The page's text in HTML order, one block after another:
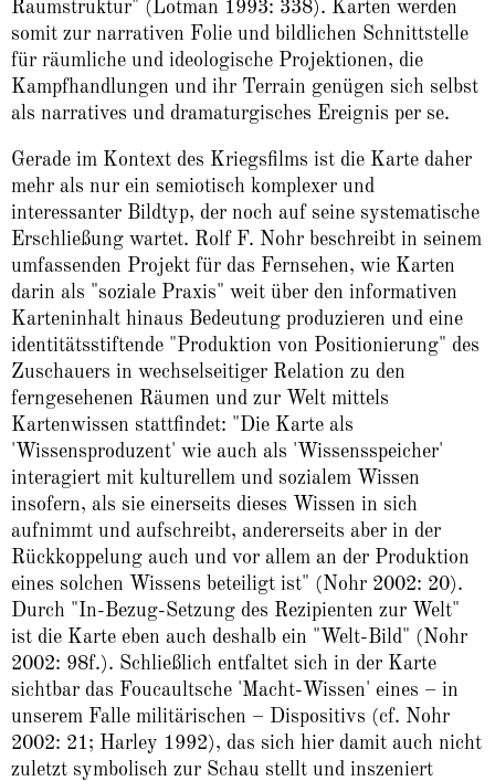
Raumstruktur" (Lotman 1993: 338). Karten werden
somit zur narrativen Folie und bildlichen Schnittstelle
für räumliche und ideologische Projektionen, die
Kampfhandlungen und ihr Terrain genügen sich selbst
als narratives und dramaturgisches Ereignis per se.
Gerade im Kontext des Kriegsfilms ist die Karte daher
mehr als nur ein semiotisch komplexer und
interessanter Bildtyp, der noch auf seine systematische
Erschließung wartet. Rolf F. Nohr beschreibt in seinem
umfassenden Projekt für das Fernsehen, wie Karten
darin als "soziale Praxis" weit über den informativen
Karteninhalt hinaus Bedeutung produzieren und eine
identitätsstiftende "Produktion von Positionierung" des
Zuschauers in wechselseitiger Relation zu den
ferngesehenen Räumen und zur Welt mittels
Kartenwissen stattfindet: "Die Karte als
'Wissensproduzent' wie auch als 'Wissensspeicher'
interagiert mit kulturellem und sozialem Wissen
insofern, als sie einerseits dieses Wissen in sich
aufnimmt und aufschreibt, andererseits aber in der
Rückkoppelung auch und vor allem an der Produktion
eines solchen Wissens beteiligt ist" (Nohr 2002: 20).
Durch "In-Bezug-Setzung des Rezipienten zur Welt"
ist die Karte eben auch deshalb ein "Welt-Bild" (Nohr
2002: 98f.). Schließlich entfaltet sich in der Karte
sichtbar das Foucaultsche 'Macht-Wissen' eines – in
unserem Falle militärischen – Dispositivs (cf. Nohr
2002: 21; Harley 1992), das sich hier damit auch nicht
zuletzt symbolisch zur Schau stellt und inszeniert